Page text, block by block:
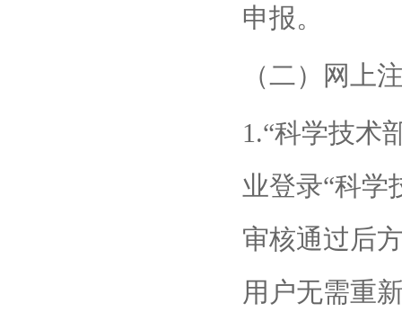
申报。
（二）网上
1.“科学技术
业登录“科学
审核通过后
用户无需重